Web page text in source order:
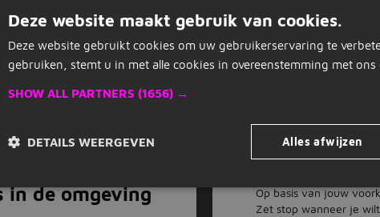
Let wel even
informatie en dat er geen
want dat geeft niet
werkgever... Als laatste stap
gegevens in (zoals
op naar de werkgever toe
kan niet toch? Wacht
contact met jou
of eens een praatje
samenwerking...
in de omgeving
Vacature acties
Opslaan als favoriet
Dagelijks nieuwe
Op basis van jouw
Zet stop wanneer je wilt
Deze website maakt gebruik van cookies.
Deze website gebruikt cookies om uw gebruikerservaring te
gebruiken, stemt u in met alle cookies in overeenstemming met ons
SHOW ALL PARTNERS (1656) →
Alles afwijzen
DETAILS WEERGEVEN